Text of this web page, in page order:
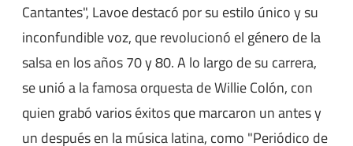
Cantantes", Lavoe destacó por su estilo único y su
inconfundible voz, que revolucionó el género de la
salsa en los años 70 y 80. A lo largo de su carrera,
se unió a la famosa orquesta de Willie Colón, con
quien grabó varios éxitos que marcaron un antes y
un después en la música latina, como "Periódico de